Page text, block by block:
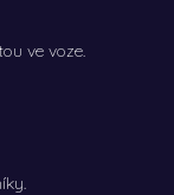
ve voze.